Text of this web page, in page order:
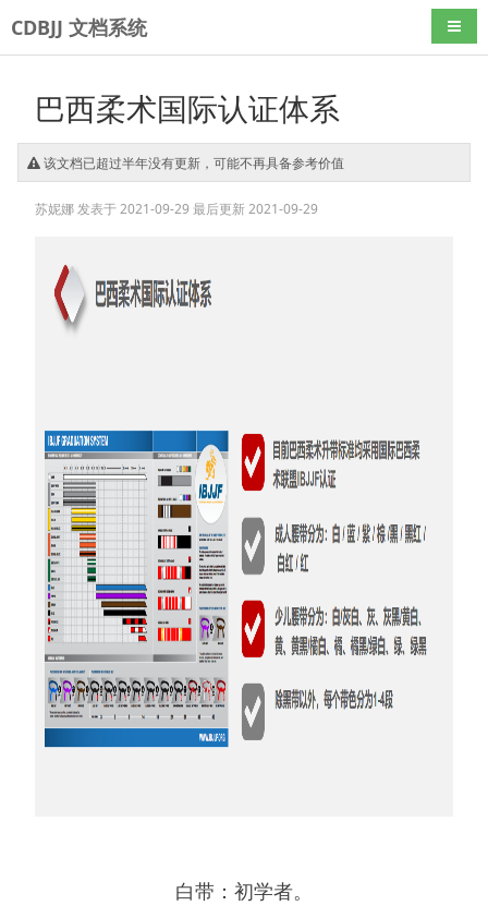
CDBJJ 文档系统 导航
巴西柔术国际认证体系
该文档已超过半年没有更新，可能不再具备参考价值
苏妮娜发表于 2021-09-29 最后更新 2021-09-29
白带：初学者。